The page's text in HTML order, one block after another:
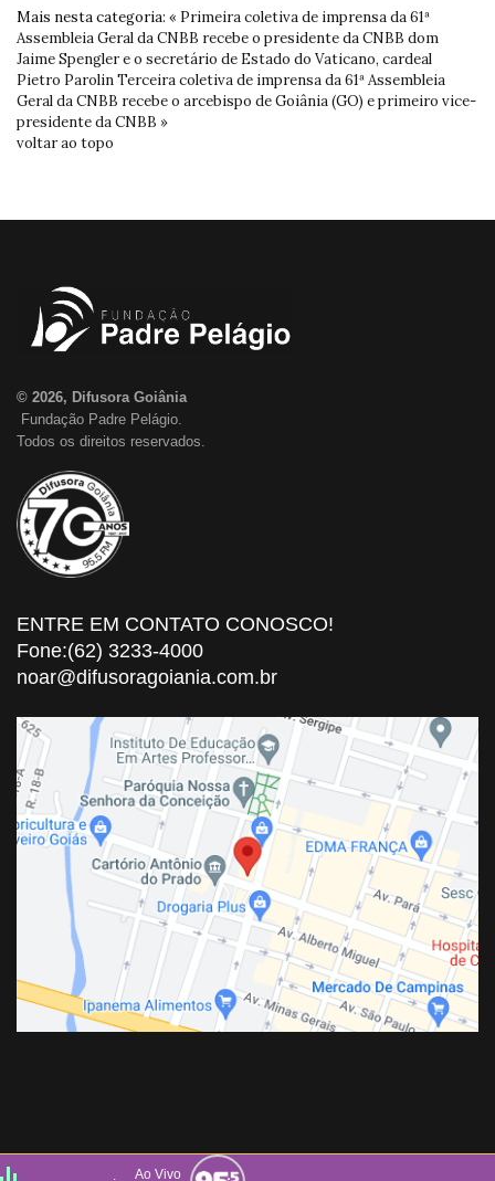
Mais nesta categoria: « Primeira coletiva de imprensa da 61ª
Assembleia Geral da CNBB recebe o presidente da CNBB dom
Jaime Spengler e o secretário de Estado do Vaticano, cardeal
Pietro ParolinTerceira coletiva de imprensa da 61ª Assembleia
Geral da CNBB recebe o arcebispo de Goiânia (GO) e primeiro vice-
presidente da CNBB »
voltar ao topo
© 2026, Difusora Goiânia
Fundação Padre Pelágio.
Todos os direitos reservados.
ENTRE EM CONTATO CONOSCO!
Fone:(62) 3233-4000
noar@difusoragoiania.com.br
Ao Vivo